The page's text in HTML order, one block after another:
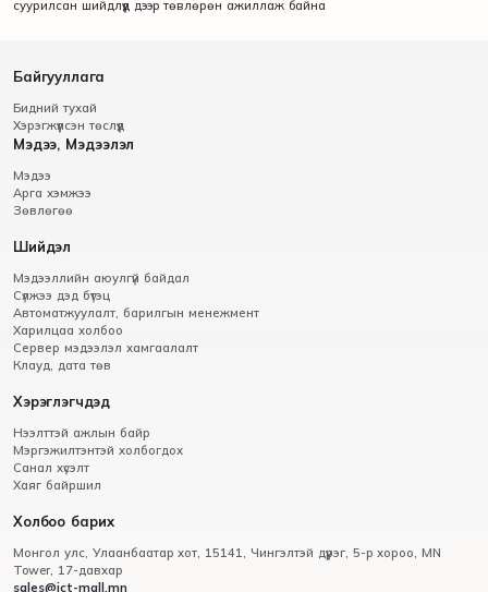
суурилсан шийдлүүд дээр төвлөрөн ажиллаж байна
Байгууллага
Бидний тухай
Хэрэгжүүлсэн төслүүд
Мэдээ, Мэдээлэл
Мэдээ
Арга хэмжээ
Зөвлөгөө
Шийдэл
Мэдээллийн аюулгүй байдал
Сүлжээ дэд бүтэц
Автоматжуулалт, барилгын менежмент
Харилцаа холбоо
Сервер мэдээлэл хамгаалалт
Клауд, дата төв
Хэрэглэгчдэд
Нээлттэй ажлын байр
Мэргэжилтэнтэй холбогдох
Санал хүсэлт
Хаяг байршил
Холбоо барих
Монгол улс, Улаанбаатар хот, 15141, Чингэлтэй дүүрэг, 5-р хороо, МN
Tower, 17-давхар
sales@ict-mall.mn